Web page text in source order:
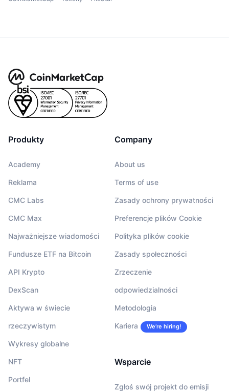
Produkty
Academy
Reklama
CMC Labs
CMC Max
Najważniejsze wiadomości
Fundusze ETF na Bitcoin
API Krypto
DexScan
Aktywa w świecie
rzeczywistym
Wykresy globalne
NFT
Portfel
Company
About us
Terms of use
Zasady ochrony prywatności
Preferencje plików Cookie
Polityka plików cookie
Zasady społeczności
Zrzeczenie
odpowiedzialności
Metodologia
Kariera We’re hiring!
Wsparcie
Zgłoś swój projekt do emisji